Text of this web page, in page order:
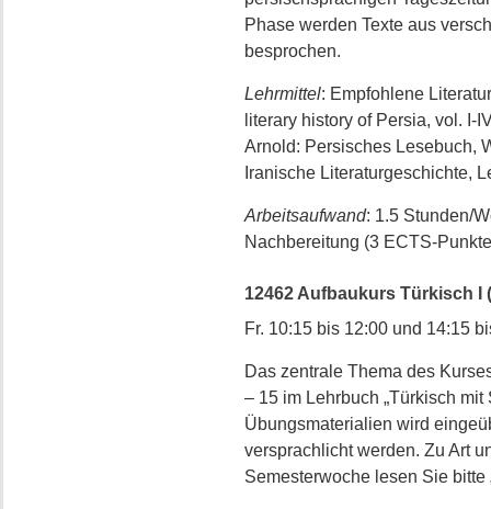
Phase werden Texte aus
besprochen.
Lehrmittel: Empfohlene
literary history of Persia, vol. I-
Arnold: Persisches Lesebuch,
Iranische Literaturgeschichte,
Arbeitsaufwand: 1.5 Stunden/
Nachbereitung (3 ECTS-
12462 Aufbaukurs Türkisch I
Fr. 10:15 bis 12:00 und 14:15
Das zentrale Thema des
– 15 im Lehrbuch „Türkisch
Übungsmaterialien wird
versprachlicht werden. Zu Art
Semesterwoche lesen Sie bitte